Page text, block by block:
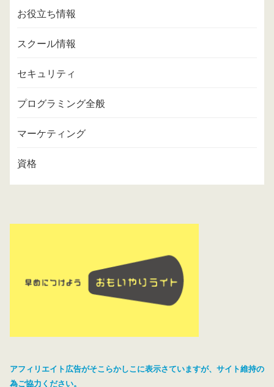
お役立ち情報
スクール情報
セキュリティ
プログラミング全般
マーケティング
資格
アフィリエイト広告がそこらかしこに表示さていますが、サイト維持の
為ご協力ください。